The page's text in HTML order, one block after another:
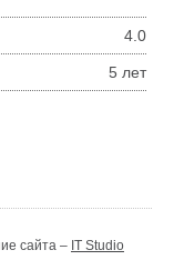
4.0
5 лет
сайта – IT Studio